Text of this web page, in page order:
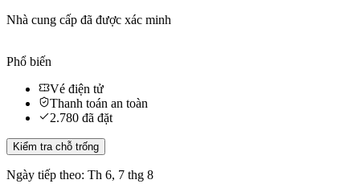
Nhà cung cấp đã được xác minh
Phổ biến
Vé điện tử
Thanh toán an toàn
2.780 đã đặt
Kiểm tra chỗ trống
Ngày tiếp theo: Th 6, 7 thg 8